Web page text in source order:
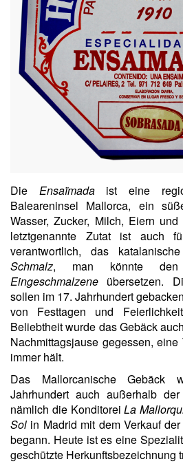
Die Ensaïmadaist eine
Baleareninsel Mallorca, ein
Wasser, Zucker, Milch, Eiern
letztgenannte Zutat ist auch
verantwortlich, das
Schmalz, man könnte
Eingeschmalzene übersetzen.
sollen im 17. Jahrhundert
von Festtagen und
Beliebtheit wurde das Gebäck
Nachmittagsjause gegessen,
immer hält.
Das Mallorcanische Gebäck
Jahrhundert auch außerhalb
nämlich die KonditoreiLa
Sol in Madrid mit dem Verkauf
begann. Heute ist es eine
geschützte Herkunftsbezeichnung